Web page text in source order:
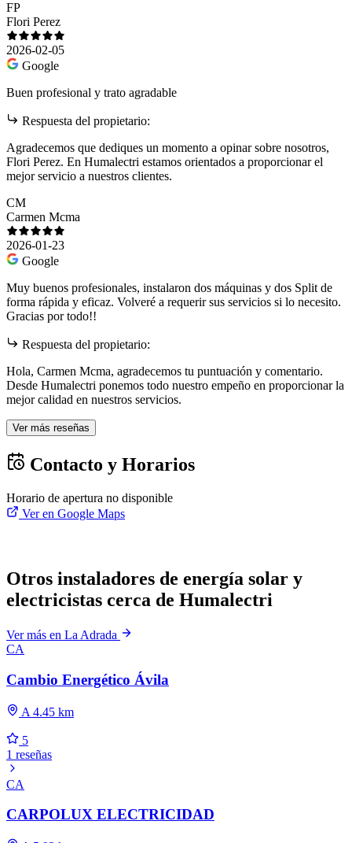
FP
Flori Perez
2026-02-05
Google
Buen profesional y trato agradable
Respuesta del propietario:
Agradecemos que dediques un momento a opinar sobre nosotros,
Flori Perez. En Humalectri estamos orientados a proporcionar el
mejor servicio a nuestros clientes.
CM
Carmen Mcma
2026-01-23
Google
Muy buenos profesionales, instalaron dos máquinas y dos Split de
forma rápida y eficaz. Volveré a requerir sus servicios si lo necesito.
Gracias por todo!!
Respuesta del propietario:
Hola, Carmen Mcma, agradecemos tu puntuación y comentario.
Desde Humalectri ponemos todo nuestro empeño en proporcionar la
mejor calidad en nuestros servicios.
Ver más reseñas
Contacto y Horarios
Horario de apertura no disponible
Ver en Google Maps
Otros instaladores de energía solar y
electricistas cerca de Humalectri
Ver más en La Adrada
CA
Cambio Energético Ávila
A 4.45 km
5
1 reseñas
CA
CARPOLUX ELECTRICIDAD